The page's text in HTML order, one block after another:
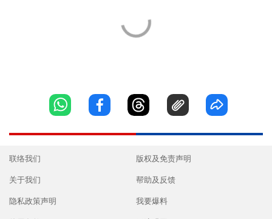
联络我们
关于我们
隐私政策声明
版权及免责声明
帮助及反馈
我要爆料